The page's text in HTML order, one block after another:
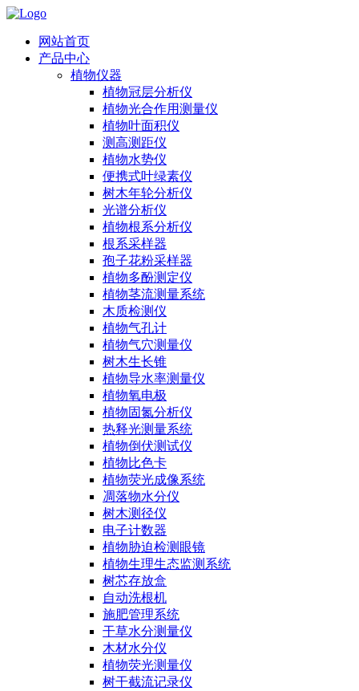
网站首页
产品中心
植物仪器
植物冠层分析仪
植物光合作用测量仪
植物叶面积仪
测高测距仪
植物水势仪
便携式叶绿素仪
树木年轮分析仪
光谱分析仪
植物根系分析仪
根系采样器
孢子花粉采样器
植物多酚测定仪
植物茎流测量系统
木质检测仪
植物气孔计
植物气穴测量仪
树木生长锥
植物导水率测量仪
植物氧电极
植物固氮分析仪
热释光测量系统
植物倒伏测试仪
植物比色卡
植物荧光成像系统
凋落物水分仪
树木测径仪
电子计数器
植物胁迫检测眼镜
植物生理生态监测系统
树芯存放盒
自动洗根机
施肥管理系统
干草水分测量仪
木材水分仪
植物荧光测量仪
树干截流记录仪